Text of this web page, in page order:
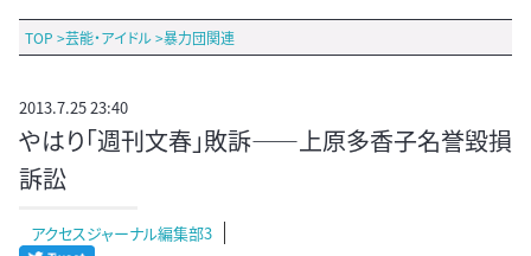
TOP >芸能・アイドル>暴力団関連
2013.7.25 23:40
やはり「週刊文春」敗訴――上原多香子名誉毀損
訴訟
アクセスジャーナル編集部3